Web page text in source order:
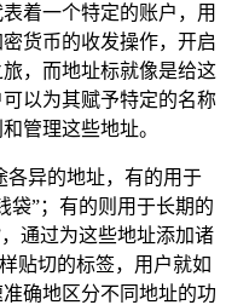
着一个特定的账户，用
货币的收发操作，开启
，而地址标就像是给这
以为其赋予特定的名称
管理这些地址。
各异的地址，有的用于
袋”；有的则用于长期的
通过为这些地址添加诸
贴切的标签，用户就如
确地区分不同地址的功